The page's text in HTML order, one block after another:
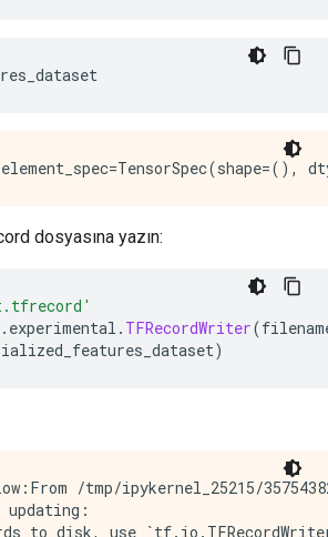
dosyasına yazın:
. experimental . TFRecordWriter(
)
/tmp/ipykernel_25215/